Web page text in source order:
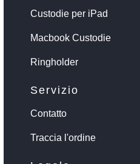
Custodie per iPad
Macbook Custodie
Ringholder
Servizio
Contatto
Traccia l'ordine